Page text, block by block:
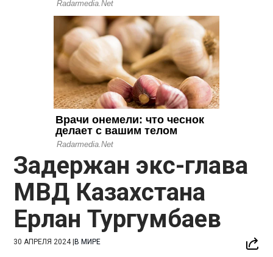
Задержан экс-глава
МВД Казахстана
Ерлан Тургумбаев
30 АПРЕЛЯ 2024|В МИРЕ